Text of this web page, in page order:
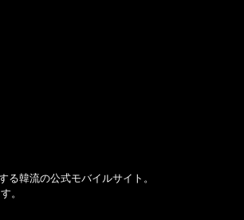
韓流の公式モバイルサイト。
。